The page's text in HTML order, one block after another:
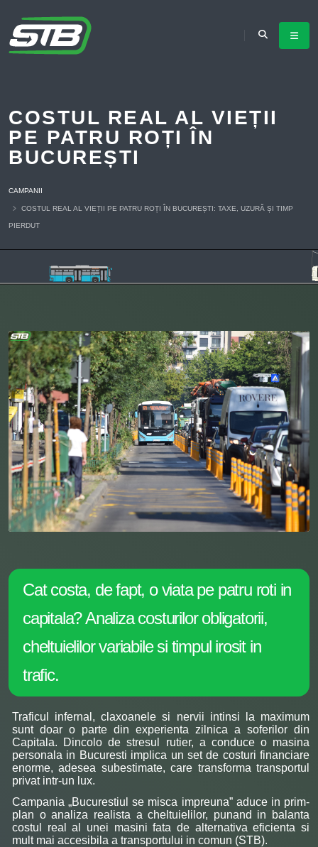
COSTUL REAL AL VIEȚII
PE PATRU ROȚI ÎN
BUCUREȘTI
CAMPANII
COSTUL REAL AL VIEȚII PE PATRU ROȚI ÎN BUCUREȘTI: TAXE, UZURĂ ȘI TIMP
PIERDUT
Cat costa, de fapt, o viata pe patru roti in
capitala? Analiza costurilor obligatorii,
cheltuielilor variabile si timpul irosit in
trafic.
Traficul infernal, claxoanele si nervii intinsi la maximum
sunt doar o parte din experienta zilnica a soferilor din
Capitala. Dincolo de stresul rutier, a conduce o masina
personala in Bucuresti implica un set de costuri financiare
enorme, adesea subestimate, care transforma transportul
privat intr-un lux.
Campania „Bucurestiul se misca impreuna” aduce in prim-
plan o analiza realista a cheltuielilor, punand in balanta
costul real al unei masini fata de alternativa eficienta si
mult mai accesibila a transportului in comun (STB).